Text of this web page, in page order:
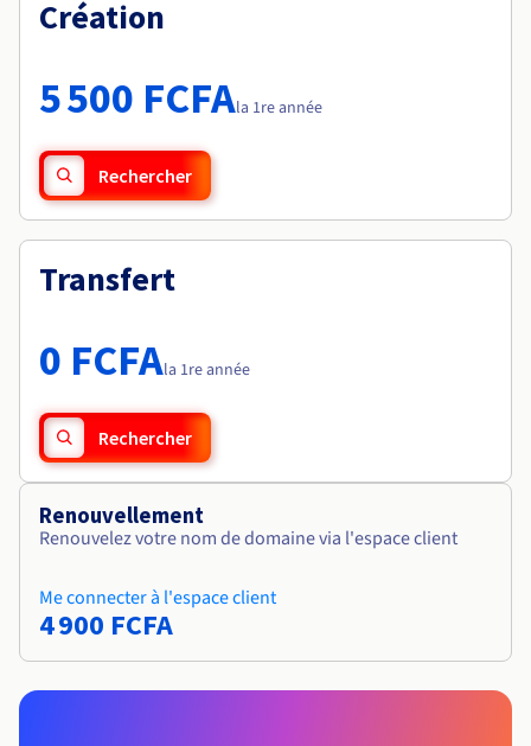
Tarifs
Roadmap & Changelog
Roadmap & Changelog
Création
5 500 FCFAla 1re année
Rechercher
Transfert
0 FCFAla 1re année
Rechercher
Renouvellement
Renouvelez votre nom de domaine via l'espace client
Me connecter à l'espace client
4 900 FCFA